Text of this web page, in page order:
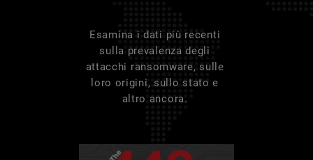
Esamina i dati più recenti
sulla prevalenza degli
attacchi ransomware, sulle
loro origini, sullo stato e
altro ancora.